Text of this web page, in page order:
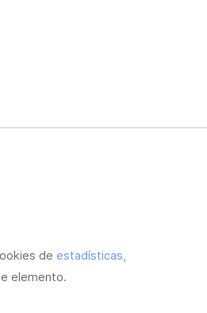
de estadísticas,
elemento.